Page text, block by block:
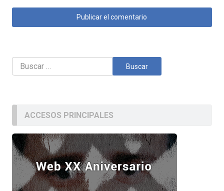
Buscar:
ACCESOS PRINCIPALES